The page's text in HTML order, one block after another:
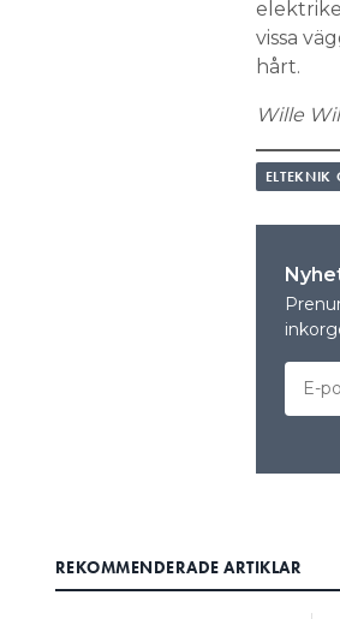
vissa
hårt.
Wille
ELTEKNIK
REKOMMENDERADE ARTIKLAR